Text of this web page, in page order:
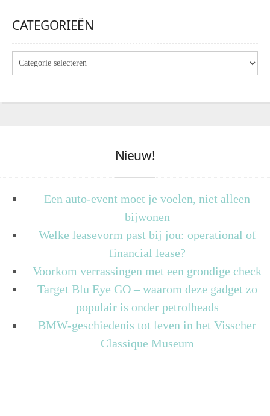
CATEGORIEËN
Nieuw!
Een auto-event moet je voelen, niet alleen
bijwonen
Welke leasevorm past bij jou: operational of
financial lease?
Voorkom verrassingen met een grondige check
Target Blu Eye GO – waarom deze gadget zo
populair is onder petrolheads
BMW-geschiedenis tot leven in het Visscher
Classique Museum